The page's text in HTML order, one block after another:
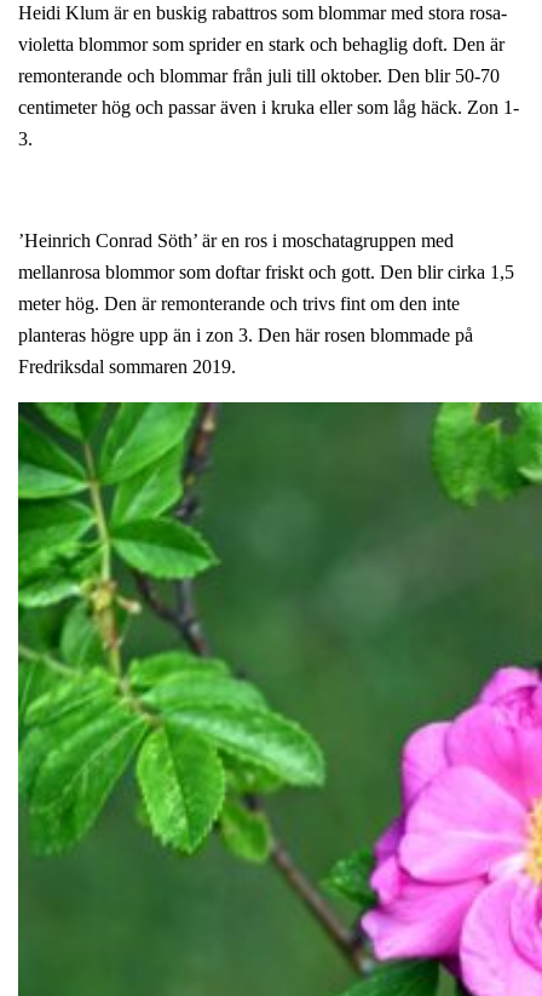
Heidi Klum är en buskig rabattros som blommar med stora rosa-
violetta blommor som sprider en stark och behaglig doft. Den är
remonterande och blommar från juli till oktober. Den blir 50-70
centimeter hög och passar även i kruka eller som låg häck. Zon 1-
3.
’Heinrich Conrad Söth’ är en ros i moschatagruppen med
mellanrosa blommor som doftar friskt och gott. Den blir cirka 1,5
meter hög. Den är remonterande och trivs fint om den inte
planteras högre upp än i zon 3. Den här rosen blommade på
Fredriksdal sommaren 2019.